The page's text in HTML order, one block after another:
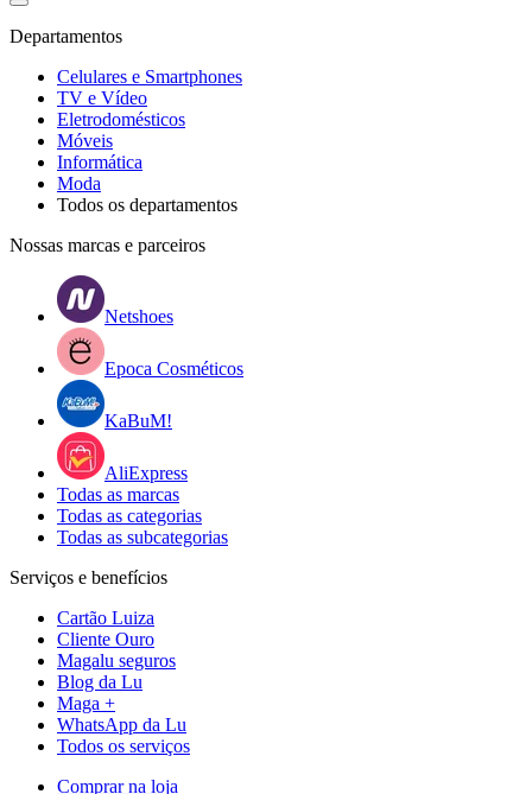
Departamentos
Celulares e Smartphones
TV e Vídeo
Eletrodomésticos
Móveis
Informática
Moda
Todos os departamentos
Nossas marcas e parceiros
Netshoes
Epoca Cosméticos
KaBuM!
AliExpress
Todas as marcas
Todas as categorias
Todas as subcategorias
Serviços e benefícios
Cartão Luiza
Cliente Ouro
Magalu seguros
Blog da Lu
Maga +
WhatsApp da Lu
Todos os serviços
Comprar na loja